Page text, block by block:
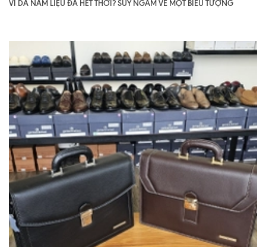
VÍ DA NAM LIỆU ĐÃ HẾT THỜI? SUY NGẪM VỀ MỘT BIỂU TƯỢNG